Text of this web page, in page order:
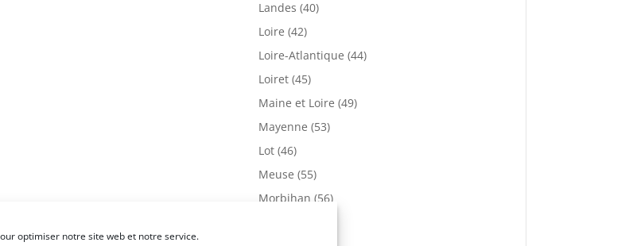
optimiser notre site web et notre service.
Landes (40)
Loire (42)
Loire-Atlantique (44)
Loiret (45)
Maine et Loire (49)
Mayenne (53)
Lot (46)
Meuse (55)
Morbihan (56)